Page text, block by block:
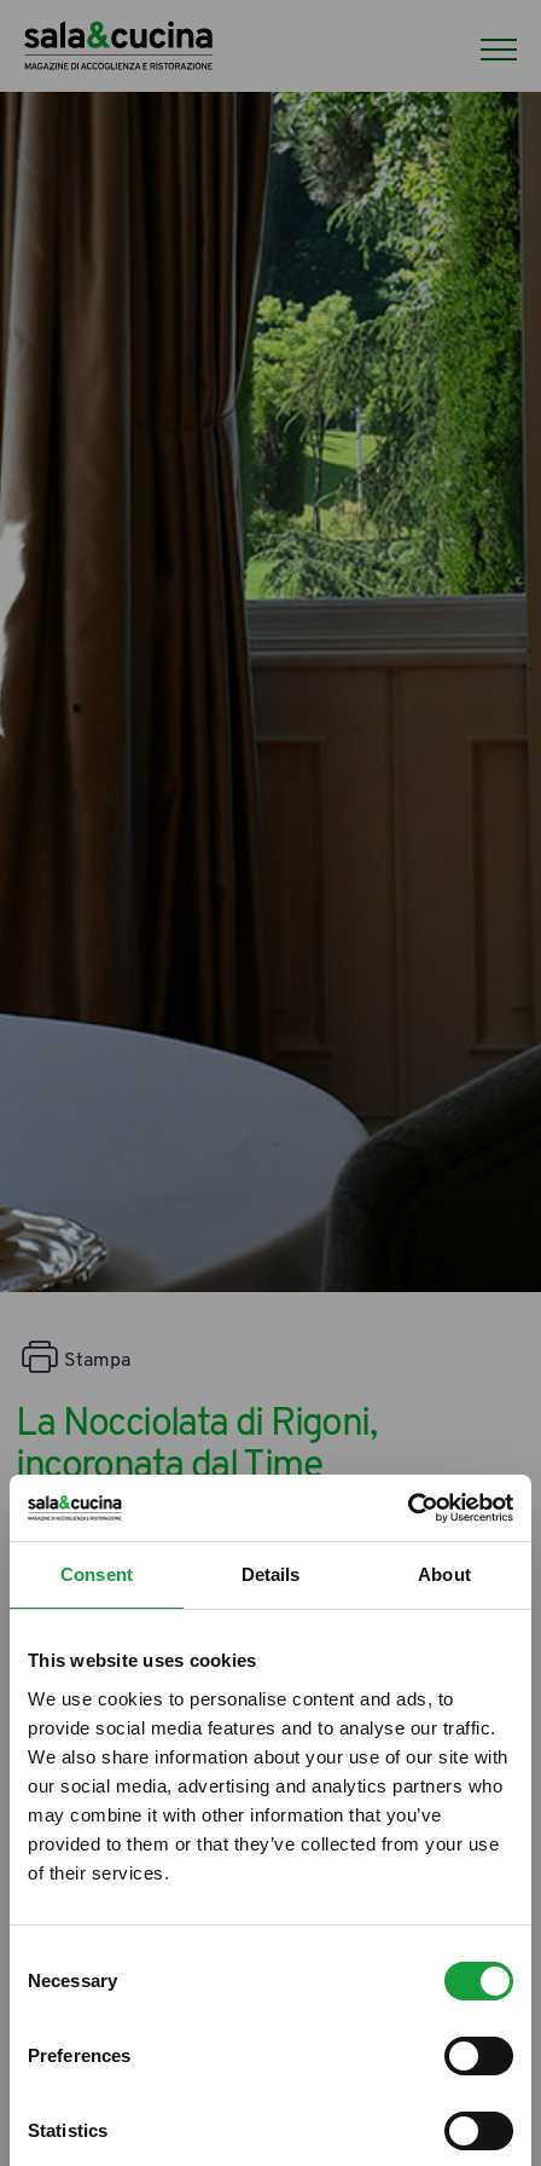
Consent Details About
This website uses cookies
We use cookies to personalise content and ads, to
provide social media features and to analyse our traffic.
We also share information about your use of our site with
our social media, advertising and analytics partners who
may combine it with other information that you’ve
provided to them or that they’ve collected from your use
of their services.
Selection
Necessary
Preferences
Statistics
La Nocciolata di Rigoni,
incoronata dal Time
Stampa
17/02/2014
ISCRIVITI ALLA NEWSLETTER
Resta aggiornato su tutte le ultime novita nel campo